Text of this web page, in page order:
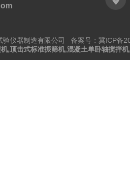
验仪器制造有限公司 备案号：冀ICP备
,顶击式标准振筛机,混凝土单卧轴搅拌机